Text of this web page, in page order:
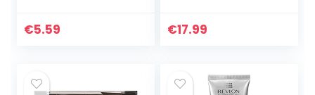
verhelderende luie
€5.59
Foundation, matte
€17.99